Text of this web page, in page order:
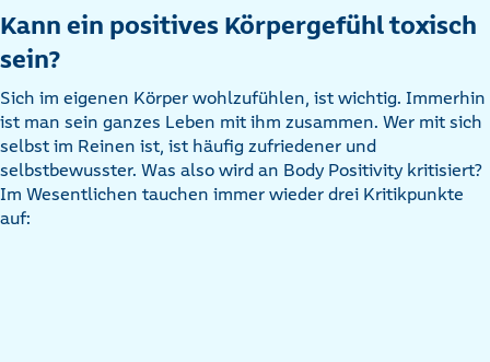
Kann ein positives Körpergefühl toxisch
sein?
Sich im eigenen Körper wohlzufühlen, ist wichtig. Immerhin
ist man sein ganzes Leben mit ihm zusammen. Wer mit sich
selbst im Reinen ist, ist häufig zufriedener und
selbstbewusster. Was also wird an Body Positivity kritisiert?
Im Wesentlichen tauchen immer wieder drei Kritikpunkte
auf: